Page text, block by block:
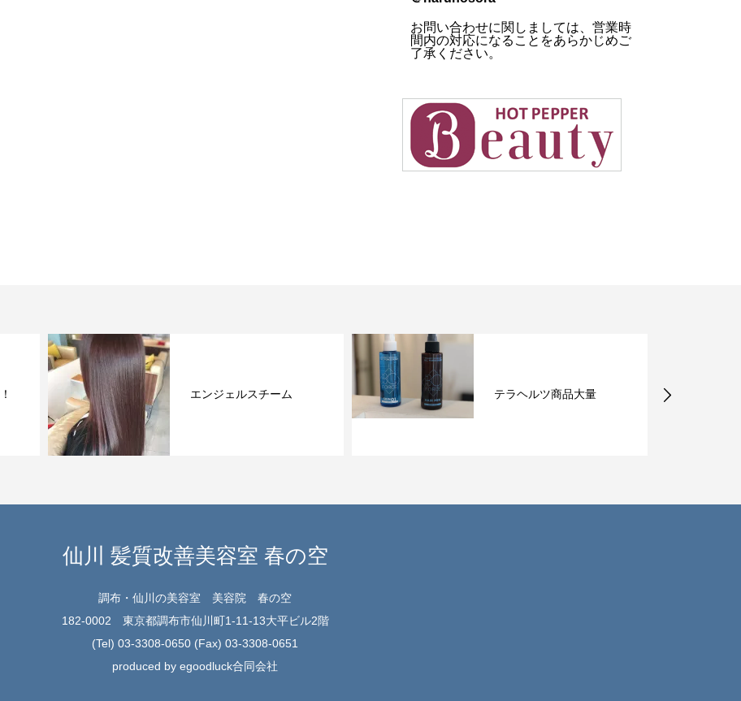
お問い合わせに関しましては、営業時
間内の対応になることをあらかじめご
了承ください。
テラヘルツ商品大量
果届いてきてますよ〜！
仙川 髪質改善美容室 春の空
調布・仙川の美容室 美容院 春の空
182-0002 東京都調布市仙川町1-11-13大平ビル2階
(Tel) 03-3308-0650 (Fax) 03-3308-0651
produced by egoodluck合同会社